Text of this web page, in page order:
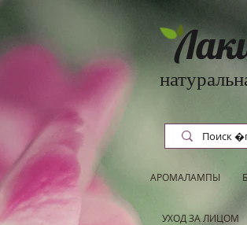
АРОМАЛАМПЫ
УХОД ЗА ЛИЦОМ